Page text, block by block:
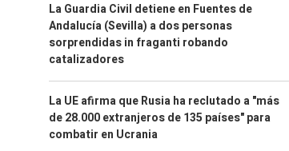
La Guardia Civil detiene en Fuentes de
Andalucía (Sevilla) a dos personas
sorprendidas in fraganti robando
catalizadores
La UE afirma que Rusia ha reclutado a "más
de 28.000 extranjeros de 135 países" para
combatir en Ucrania